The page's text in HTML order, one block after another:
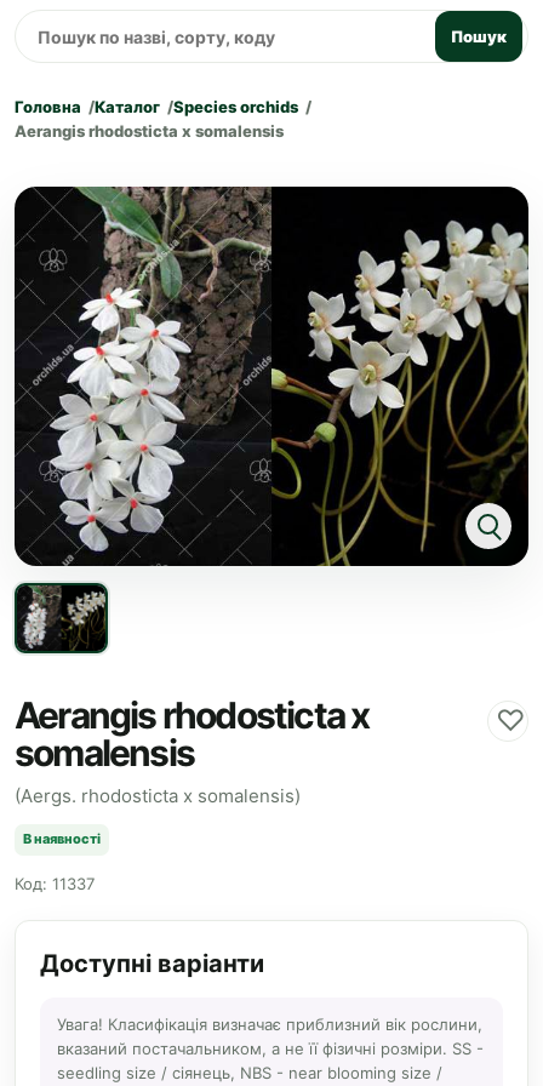
Пошук
Головна Каталог
Species orchids
Aerangis rhodosticta x somalensis
Aerangis rhodosticta x
somalensis
♡
(Aergs. rhodosticta x somalensis)
В наявності
Код: 11337
Доступні варіанти
Увага! Класифікація визначає приблизний вік рослини,
вказаний постачальником, а не її фізичні розміри. SS -
seedling size / сіянець, NBS - near blooming size /